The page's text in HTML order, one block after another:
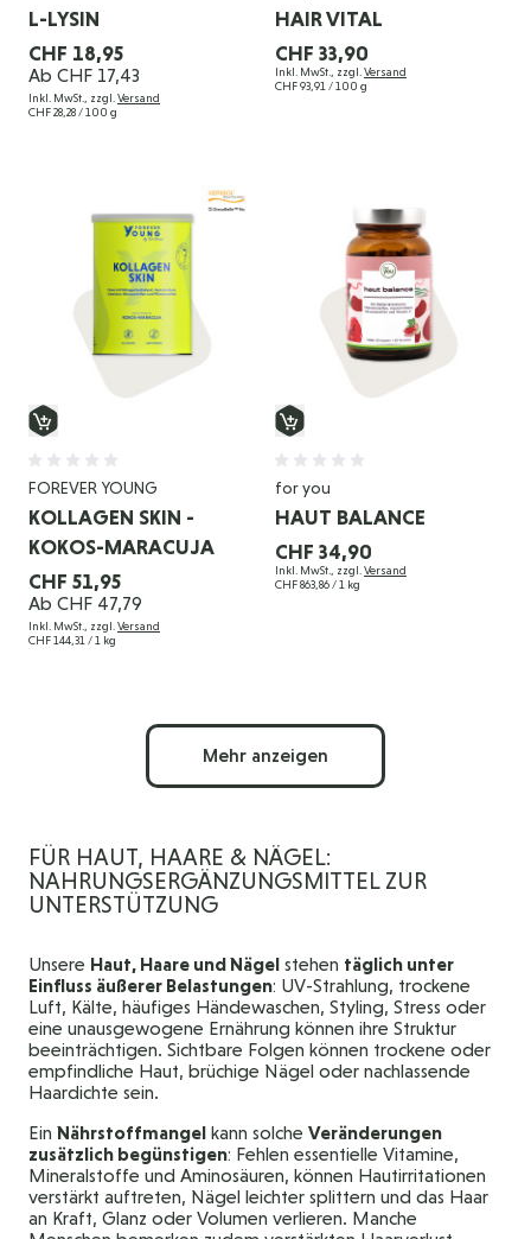
L-LYSIN
CHF 18,95
Ab CHF 17,43
Inkl. MwSt., zzgl. Versand
CHF 28,28 / 100 g
HAIR VITAL
CHF 33,90
Inkl. MwSt., zzgl. Versand
CHF 93,91 / 100 g
FOREVER YOUNG
KOLLAGEN SKIN -
KOKOS-MARACUJA
CHF 51,95
Ab CHF 47,79
Inkl. MwSt., zzgl. Versand
CHF 144,31 / 1 kg
for you
HAUT BALANCE
CHF 34,90
Inkl. MwSt., zzgl. Versand
CHF 863,86 / 1 kg
Mehr anzeigen
FÜR HAUT, HAARE & NÄGEL:
NAHRUNGSERGÄNZUNGSMITTEL ZUR
UNTERSTÜTZUNG
Unsere Haut, Haare und Nägel stehen täglich unter
Einfluss äußerer Belastungen: UV-Strahlung, trockene
Luft, Kälte, häufiges Händewaschen, Styling, Stress oder
eine unausgewogene Ernährung können ihre Struktur
beeinträchtigen. Sichtbare Folgen können trockene oder
empfindliche Haut, brüchige Nägel oder nachlassende
Haardichte sein.
Ein Nährstoffmangel kann solche Veränderungen
zusätzlich begünstigen: Fehlen essentielle Vitamine,
Mineralstoffe und Aminosäuren, können Hautirritationen
verstärkt auftreten, Nägel leichter splittern und das Haar
an Kraft, Glanz oder Volumen verlieren. Manche